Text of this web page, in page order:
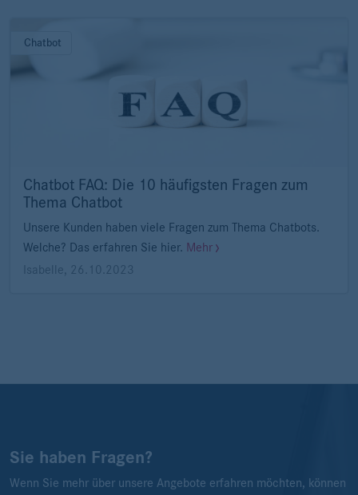
Chatbot
Chatbot FAQ: Die 10 häufigsten Fragen zum
Thema Chatbot
Unsere Kunden haben viele Fragen zum Thema Chatbots.
Welche? Das erfahren Sie hier. Mehr
Isabelle
26.10.2023
Sie haben Fragen?
Wenn Sie mehr über unsere Angebote erfahren möchten, können